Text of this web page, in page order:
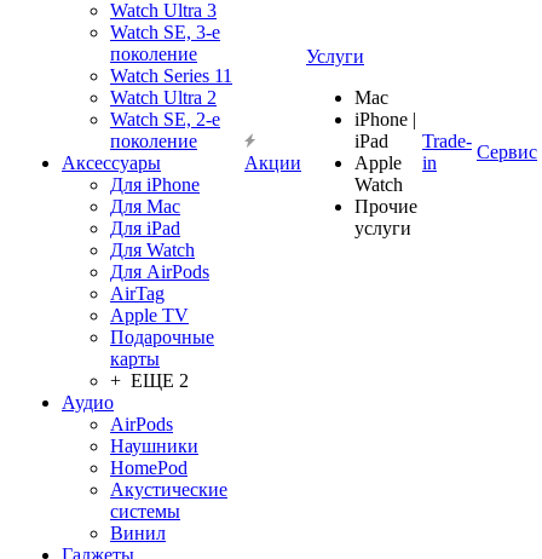
Watch Ultra 3
Watch SE, 3-е
поколение
Watch Series 11
Watch Ultra 2
Watch SE, 2-е
поколение
Аксессуары
Для iPhone
Для Mac
Для iPad
Для Watch
Для AirPods
AirTag
Apple TV
Подарочные
карты
+ ЕЩЕ 2
Аудио
AirPods
Наушники
HomePod
Акустические
системы
Винил
Гаджеты
Акции
Услуги
Mac
iPhone |
iPad
Apple
Watch
Прочие
услуги
Trade-
in
Сервис